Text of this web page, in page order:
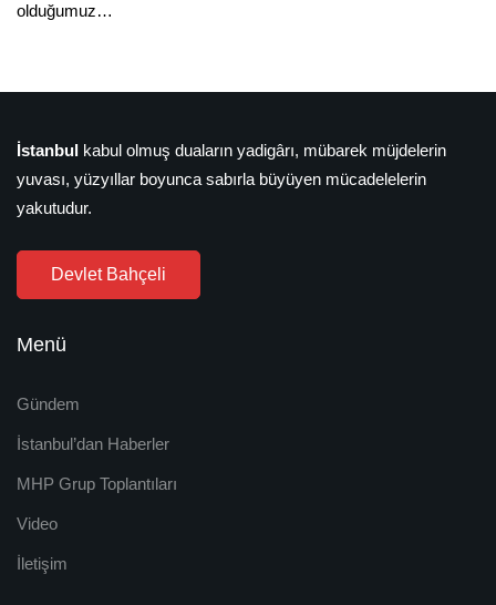
olduğumuz…
İstanbul kabul olmuş duaların yadigârı, mübarek müjdelerin
yuvası, yüzyıllar boyunca sabırla büyüyen mücadelelerin
yakutudur.
Devlet Bahçeli
Menü
Gündem
İstanbul’dan Haberler
MHP Grup Toplantıları
Video
İletişim